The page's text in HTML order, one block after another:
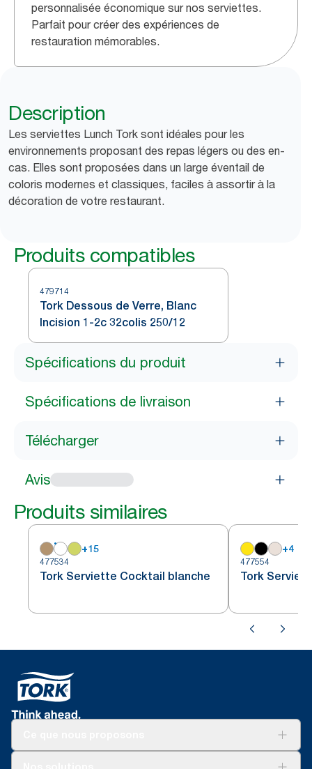
personnalisée économique sur nos serviettes.
Parfait pour créer des expériences de
restauration mémorables.
Description
Les serviettes Lunch Tork sont idéales pour les
environnements proposant des repas légers ou des en-
cas. Elles sont proposées dans un large éventail de
coloris modernes et classiques, faciles à assortir à la
décoration de votre restaurant.
Produits compatibles
479714
Tork Dessous de Verre, Blanc
Incision 1-2c 32colis 250/12
Spécifications du produit
Spécifications de livraison
Télécharger
Avis
Produits similaires
+15
477534
Tork Serviette Cocktail blanche
+4
477554
Tork